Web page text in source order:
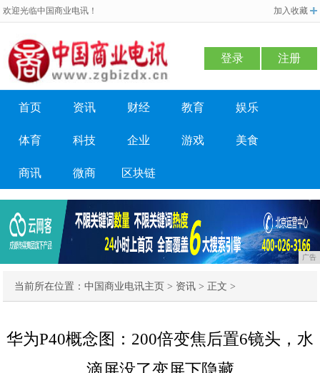
欢迎光临中国商业电讯！ 加入收藏
登录 注册
首页 资讯 财经 教育 娱乐
体育 科技 企业 游戏 美食
商讯 微商 区块链
广告
当前所在位置：中国商业电讯主页 > 资讯 > 正文 >
华为P40概念图：200倍变焦后置6镜头，水